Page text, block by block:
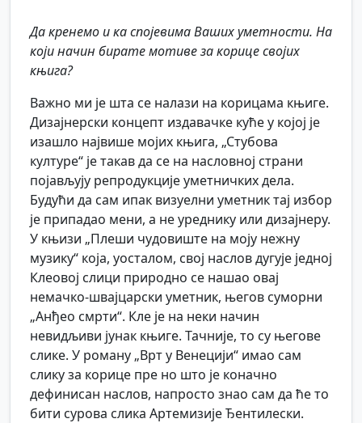
Да кренемо и ка спојевима Ваших уметности. На
који начин бирате мотиве за корице својих
књига?
Важно ми је шта се налази на корицама књиге.
Дизајнерски концепт издавачке куће у којој је
изашло највише мојих књига, „Стубова
културе“ је такав да се на насловној страни
појављују репродукције уметничких дела.
Будући да сам ипак визуелни уметник тај избор
је припадао мени, а не уреднику или дизајнеру.
У књизи „Плеши чудовиште на моју нежну
музику“ која, уосталом, свој наслов дугује једној
Клеовој слици природно се нашао овај
немачко-швајцарски уметник, његов суморни
„Анђео смрти“. Кле је на неки начин
невидљиви јунак књиге. Тачније, то су његове
слике. У роману „Врт у Венецији“ имао сам
слику за корице пре но што је коначно
дефинисан наслов, напросто знао сам да ће то
бити сурова слика Артемизије Ђентилески.